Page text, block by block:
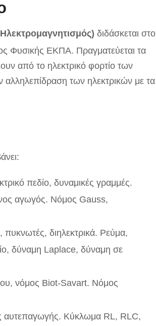
διδάσκεται στο
Φυσικής ΕΚΠΑ. Πραγματεύεται τα
από το ηλεκτρικό φορτίο των
αλληλεπίδραση των ηλεκτρικών με τα
πεδίο, δυναμικές γραμμές.
αγωγός. Νόμος Gauss,
πυκνωτές, διηλεκτρικά. Ρεύμα,
δύναμη Laplace, δύναμη σε
νόμος Biot-Savart. Νόμος
αυτεπαγωγής. Κύκλωμα RL, RLC,